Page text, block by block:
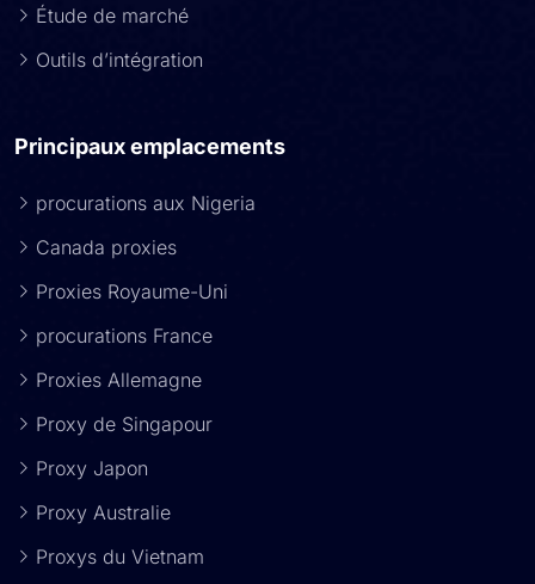
Étude de marché
Outils d’intégration
Principaux emplacements
procurations aux Nigeria
Canada proxies
Proxies Royaume-Uni
procurations France
Proxies Allemagne
Proxy de Singapour
Proxy Japon
Proxy Australie
Proxys du Vietnam